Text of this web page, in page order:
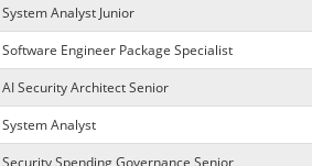
System Analyst Junior
Software Engineer Package Specialist
AI Security Architect Senior
System Analyst
Security Spending Governance Senior